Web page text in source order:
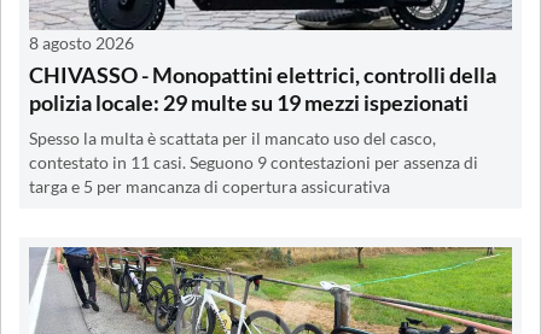
8 agosto 2026
CHIVASSO - Monopattini elettrici, controlli della
polizia locale: 29 multe su 19 mezzi ispezionati
Spesso la multa è scattata per il mancato uso del casco,
contestato in 11 casi. Seguono 9 contestazioni per assenza di
targa e 5 per mancanza di copertura assicurativa